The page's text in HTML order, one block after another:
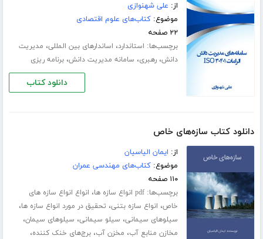
از: علی شهنوازی
موضوع:کتاب‌های علوم اقتصادی
۲۲ صفحه
برچسب‌ها: استاندارد، اساندارهای بین المللی، مدیریت
دانش،رهبری، سامانه مدیریت دانش،برنامه ریزی
دانلود کتاب
دانلود کتاب سازه‌های خاص
از: ایمان الیاسیان
موضوع:کتاب‌های مهندسی عمران
۱۱۰ صفحه
برچسب‌ها:pdf انواع سازه ها ، انواع انواع سازه های
خاص، انواع سازه بتنی، تحقیق در مورد انواع سازه ها،
سیلوهای سیمانی، سیلو سیمانی، سیلوهای سیمان،
مخازن منابع آب، مخزن آب،برج‌های خنک کننده،